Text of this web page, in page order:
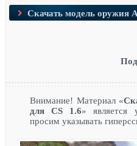
Скачать модель оружия
Внимание! Материал «
для CS 1.6» является
просим указывать